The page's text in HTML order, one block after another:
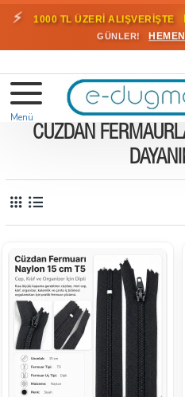
⚡ 1000 TL ÜZERİ ALIŞVERİŞTE
GÜNLER!
CÜZDAN